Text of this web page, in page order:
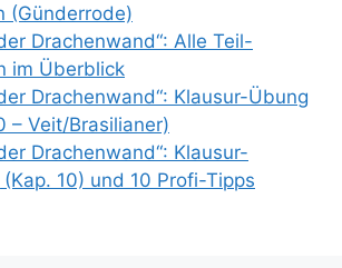
(Günderrode)
Drachenwand“: Alle Teil-
im Überblick
Drachenwand“: Klausur-Übung
– Veit/Brasilianer)
Drachenwand“: Klausur-
10) und 10 Profi-Tipps